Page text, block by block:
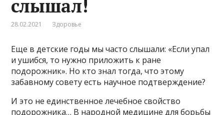
слышал!
28.02.2021 Здоровье
Еще в детские годы мы часто слышали: «Если упал
и ушибся, то нужно приложить к ране
подорожник». Но кто знал тогда, что этому
забавному совету есть научное подтверждение?
И это не единственное лечебное свойство
подорожника… В народной медицине для борьбы